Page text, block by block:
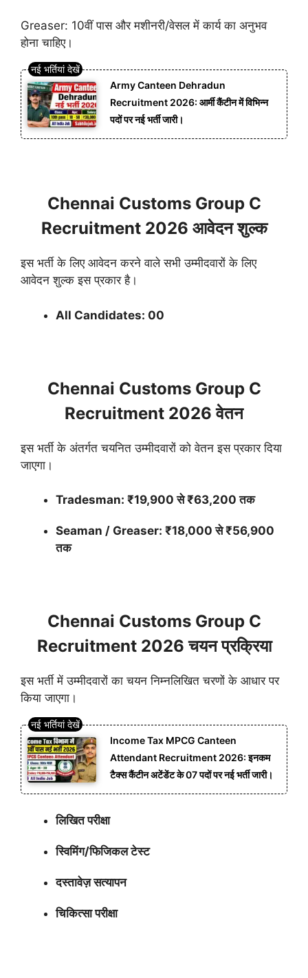
Greaser: 10वीं पास और मशीनरी/वेसल में कार्य का अनुभव
होना चाहिए।
Army Canteen Dehradun
Recruitment 2026: आर्मी कैंटीन में विभिन्न
पदों पर नई भर्ती जारी।
Chennai Customs Group C
Recruitment 2026 आवेदन शुल्क
इस भर्ती के लिए आवेदन करने वाले सभी उम्मीदवारों के लिए
आवेदन शुल्क इस प्रकार है।
All Candidates: 00
Chennai Customs Group C
Recruitment 2026 वेतन
इस भर्ती के अंतर्गत चयनित उम्मीदवारों को वेतन इस प्रकार दिया
जाएगा।
Tradesman: ₹19,900 से ₹63,200 तक
Seaman / Greaser: ₹18,000 से ₹56,900
तक
Chennai Customs Group C
Recruitment 2026 चयन प्रक्रिया
इस भर्ती में उम्मीदवारों का चयन निम्नलिखित चरणों के आधार पर
किया जाएगा।
Income Tax MPCG Canteen
Attendant Recruitment 2026: इनकम
टैक्स कैंटीन अटेंडेंट के 07 पदों पर नई भर्ती जारी।
लिखित परीक्षा
स्विमिंग/फिजिकल टेस्ट
दस्तावेज़ सत्यापन
चिकित्सा परीक्षा